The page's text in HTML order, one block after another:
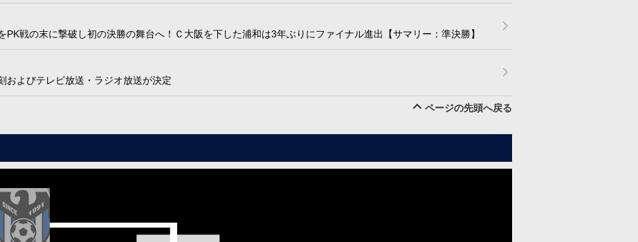
PK戦の末に撃破し初の決勝の舞台へ！Ｃ大阪を下した浦和は3年ぶりにファイナル進出【サマリー：準決勝】
およびテレビ放送・ラジオ放送が決定
ページの先頭へ戻る